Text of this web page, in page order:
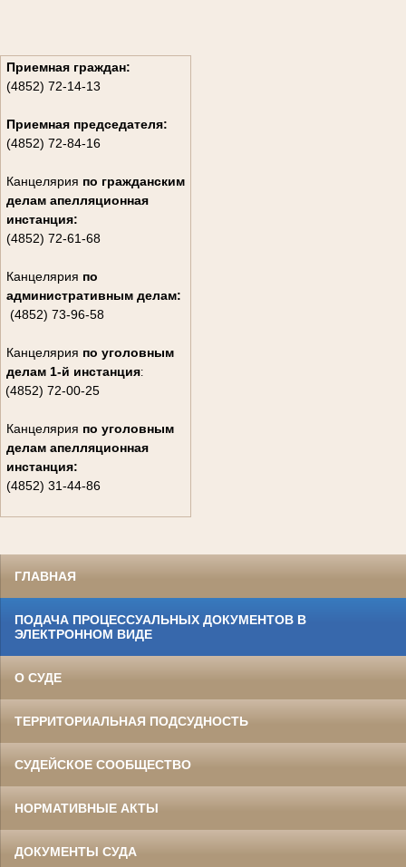
Приемная граждан:
(4852) 72-14-13
Приемная председателя:
(4852) 72-84-16
Канцелярия по гражданским
делам апелляционная
инстанция:
(4852) 72-61-68
Канцелярия по
административным делам:
(4852) 73-96-58
Канцелярия по уголовным
делам 1-й инстанция:
(4852) 72-00-25
Канцелярия по уголовным
делам апелляционная
инстанция:
(4852) 31-44-86
ГЛАВНАЯ
ПОДАЧА ПРОЦЕССУАЛЬНЫХ ДОКУМЕНТОВ В
ЭЛЕКТРОННОМ ВИДЕ
О СУДЕ
ТЕРРИТОРИАЛЬНАЯ ПОДСУДНОСТЬ
СУДЕЙСКОЕ СООБЩЕСТВО
НОРМАТИВНЫЕ АКТЫ
ДОКУМЕНТЫ СУДА